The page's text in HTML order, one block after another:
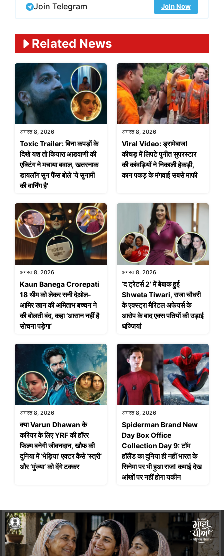
Join Telegram Join Now
Related News
अगस्त 8, 2026
Toxic Trailer: बिना कपड़ों के
दिखे यश तो कियारा आडवाणी की
एक्टिंग ने मचाया बवाल, खतरनाक
डायलॉग सुन फैंस बोले ‘ये सुनामी
की वार्निंग है’
अगस्त 8, 2026
Viral Video: ड्रामेबाज!
कीचड़ में लिपटे पुनीत सुपरस्टार
की कांवड़ियों ने निकाली हेकड़ी,
कान पकड़ के मंगवाई सबसे माफी
अगस्त 8, 2026
Kaun Banega Crorepati
18 थीम को लेकर सनी देओल-
आमिर खान की अमिताभ बच्चन ने
की बोलती बंद, कहा ‘आसान नहीं है
सोचना पड़ेगा’
अगस्त 8, 2026
‘द ट्रेटर्स 2’ में बेबाक हुई
Shweta Tiwari, राजा चौधरी
के एक्स्ट्रा मैरिटल अफेयर्स के
आरोप के बाद एक्स पतियों की उड़ाई
धज्जियां
अगस्त 8, 2026
क्या Varun Dhawan के
करियर के लिए YRF की हॉरर
फिल्म बनेगी जीवनदान, खौफ की
दुनिया में ‘भेड़िया’ एक्टर कैसे ‘स्त्री’
और ‘मुंज्या’ को देंगे टक्कर
अगस्त 8, 2026
Spiderman Brand New
Day Box Office
Collection Day 9: टॉम
हॉलैंड का दुनिया ही नहीं भारत के
सिनेमा पर भी हुआ राज! कमाई देख
आंखों पर नहीं होगा यकीन